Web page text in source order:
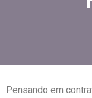
Pensando em